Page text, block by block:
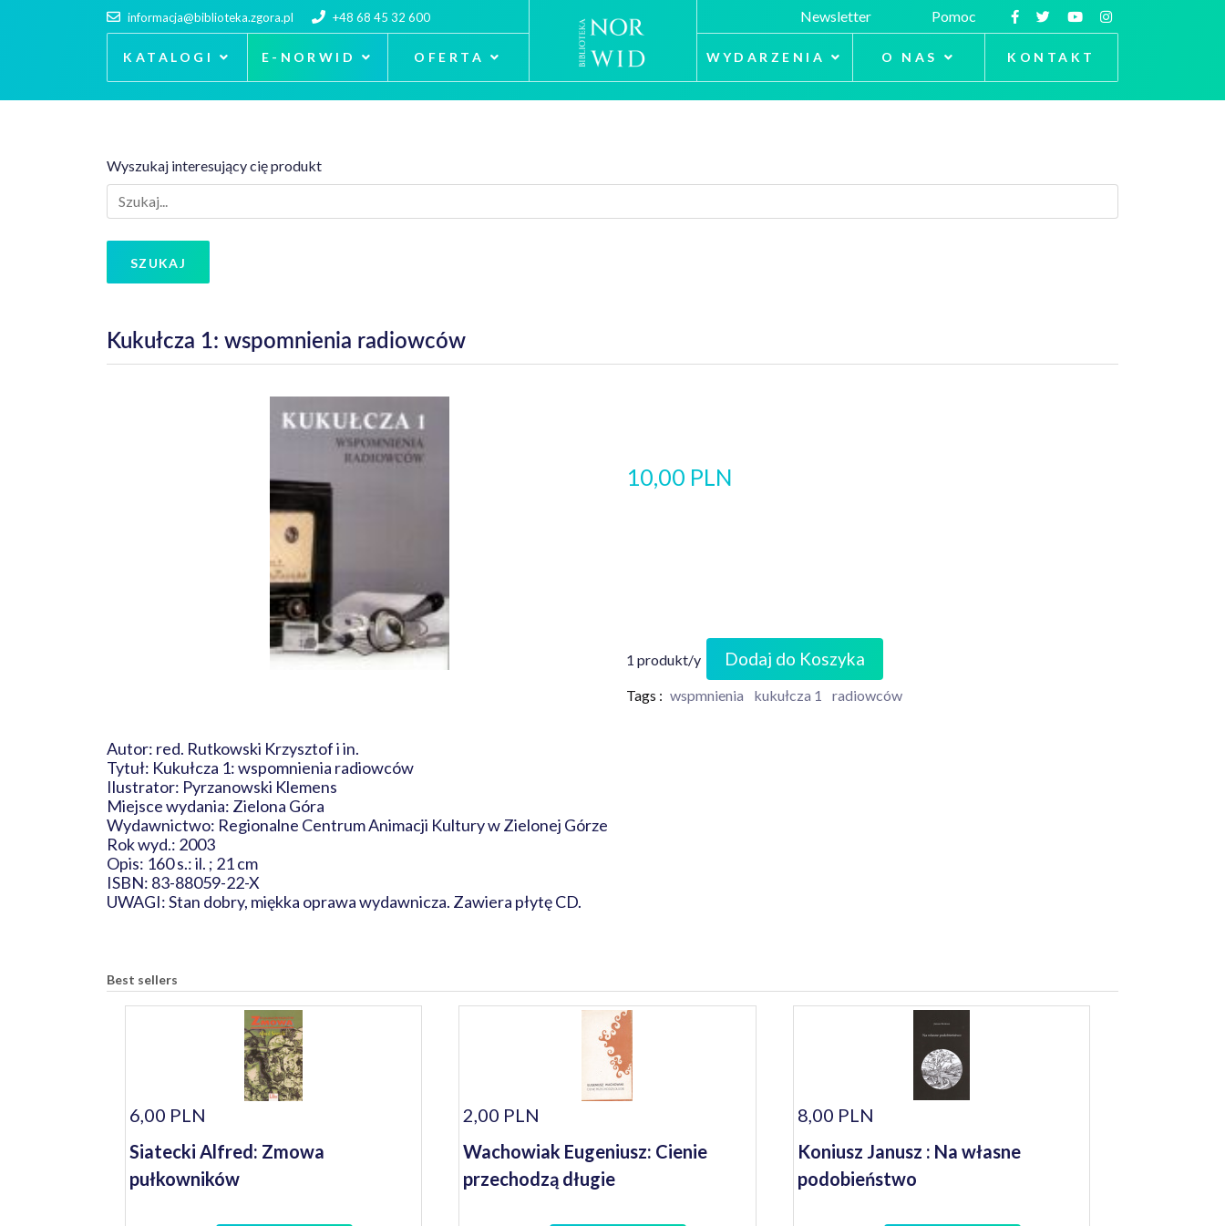
informacja@biblioteka.zgora.pl +48 68 45 32 600
KATALOGI E-NORWID OFERTA
Newsletter Pomoc
WYDARZENIA O NAS KONTAKT
Wyszukaj interesujący cię produkt
SZUKAJ
Kukułcza 1: wspomnienia radiowców
10,00 PLN
1 produkt/y Dodaj do Koszyka
Tags : wspmnienia kukułcza 1 radiowców
Autor: red. Rutkowski Krzysztof i in.
Tytuł: Kukułcza 1: wspomnienia radiowców
Ilustrator: Pyrzanowski Klemens
Miejsce wydania: Zielona Góra
Wydawnictwo: Regionalne Centrum Animacji Kultury w Zielonej Górze
Rok wyd.: 2003
Opis: 160 s.: il. ; 21 cm
ISBN: 83-88059-22-X
UWAGI: Stan dobry, miękka oprawa wydawnicza. Zawiera płytę CD.
Best sellers
6,00 PLN
Siatecki Alfred: Zmowa
pułkowników
2,00 PLN
Wachowiak Eugeniusz: Cienie
przechodzą długie
8,00 PLN
Koniusz Janusz : Na własne
podobieństwo